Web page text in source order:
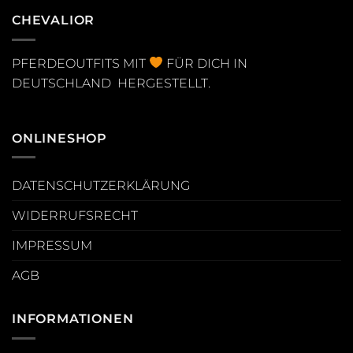
CHEVALIOR
PFERDEOUTFITS MIT
FÜR DICH IN
DEUTSCHLAND HERGESTELLT.
ONLINESHOP
DATENSCHUTZERKLÄRUNG
WIDERRUFSRECHT
IMPRESSUM
AGB
INFORMATIONEN